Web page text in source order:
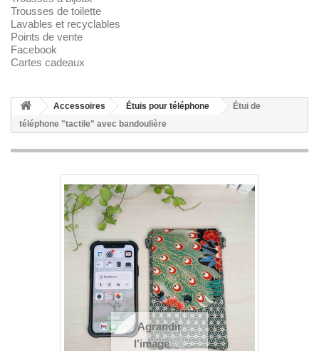
Trousses de toilette
Lavables et recyclables
Points de vente
Facebook
Cartes cadeaux
Accessoires Étuis pour téléphone
Étui de
téléphone "tactile" avec bandoulière
Agrandir
l'image